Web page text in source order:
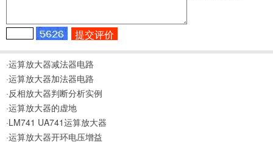
·运算放大器减法器电路
·运算放大器加法器电路
·反相放大器判断分析实例
·运算放大器的虚地
·LM741 UA741运算放大器
·运算放大器开环电压增益